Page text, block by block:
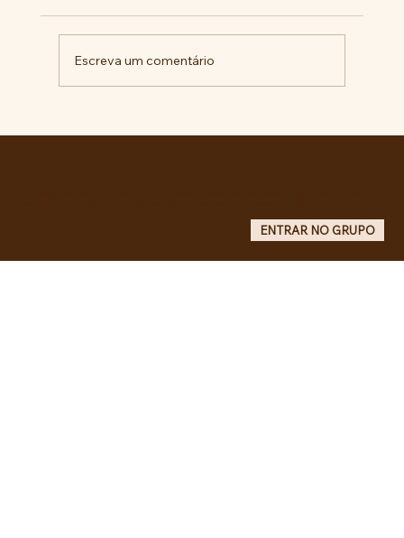
Escreva um comentário
ENTRAR NO GRUPO